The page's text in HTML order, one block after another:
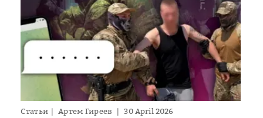
Статьи Артем Гиреев 30 April 2026